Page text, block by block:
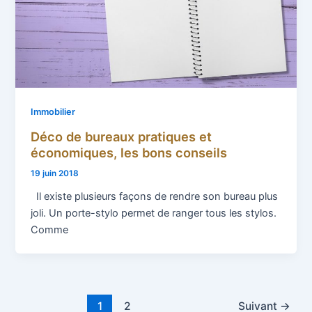
Immobilier
Déco de bureaux pratiques et
économiques, les bons conseils
19 juin 2018
Il existe plusieurs façons de rendre son bureau plus
joli. Un porte-stylo permet de ranger tous les stylos.
Comme
1 2 Suivant →